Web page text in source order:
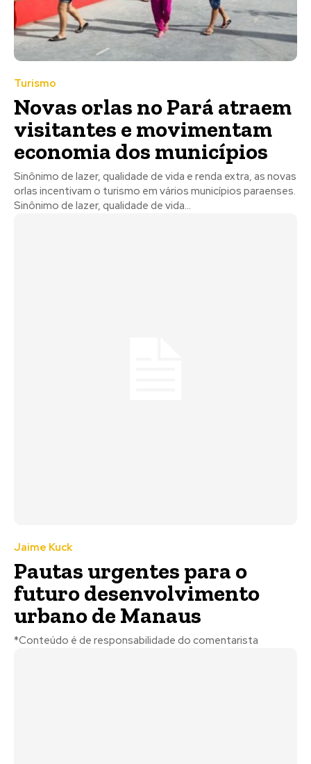
Turismo
Novas orlas no Pará atraem
visitantes e movimentam
economia dos municípios
Sinônimo de lazer, qualidade de vida e renda extra, as novas
orlas incentivam o turismo em vários municípios paraenses.
Sinônimo de lazer, qualidade de vida...
Jaime Kuck
Pautas urgentes para o
futuro desenvolvimento
urbano de Manaus
*Conteúdo é de responsabilidade do comentarista